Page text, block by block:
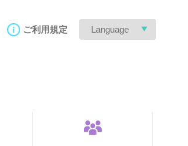
ご利用規定 Language